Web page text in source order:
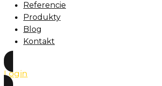
Referencie
Produkty
Blog
Kontakt
Login